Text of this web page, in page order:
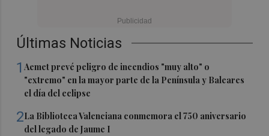
Últimas Noticias
1Aemet prevé peligro de incendios "muy alto" o
"extremo" en la mayor parte de la Península y Baleares
el día del eclipse
2La Biblioteca Valenciana conmemora el 750 aniversario
del legado de Jaume I